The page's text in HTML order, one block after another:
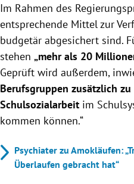
Im Rahmen des
entsprechende Mittel zur
budgetär abgesichert sind.
stehen „mehr als 20
Geprüft wird außerdem,
Berufsgruppen zusätzlich
Schulsozialarbeit im
kommen können.“
Psychiater zu Amokläufen:
Überlaufen gebracht hat“